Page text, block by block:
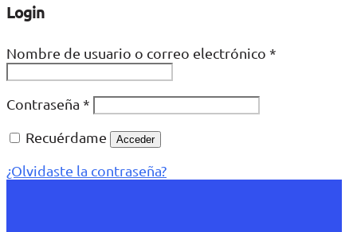
Login
Nombre de usuario o correo electrónico *
Contraseña *
Recuérdame
Acceder
¿Olvidaste la contraseña?